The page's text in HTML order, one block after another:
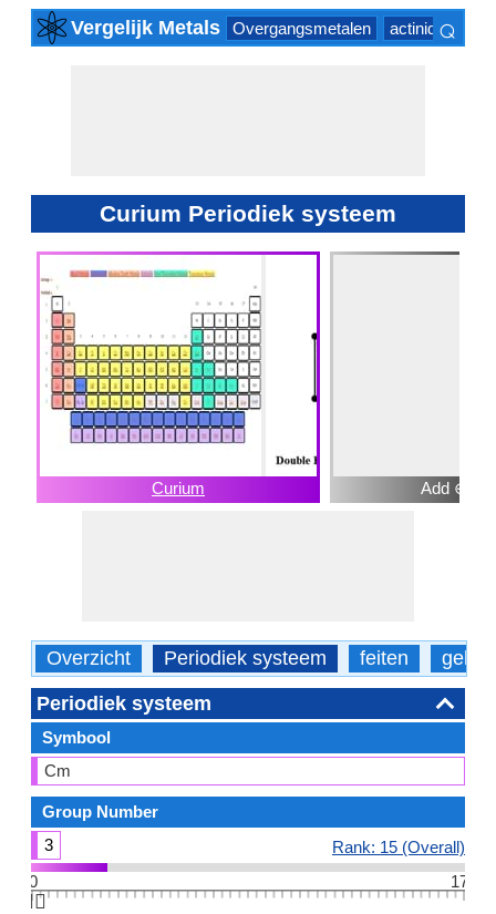
Vergelijk Metals Overgangsmetalen actinide Series
⌕
Curium Periodiek systeem
Curium Add ⊕
Overzicht Periodiek systeem feiten
Periodiek systeem
Symbool
Cm
Group Number
3
Rank: 15 (Overall)
0
17
👆🏻